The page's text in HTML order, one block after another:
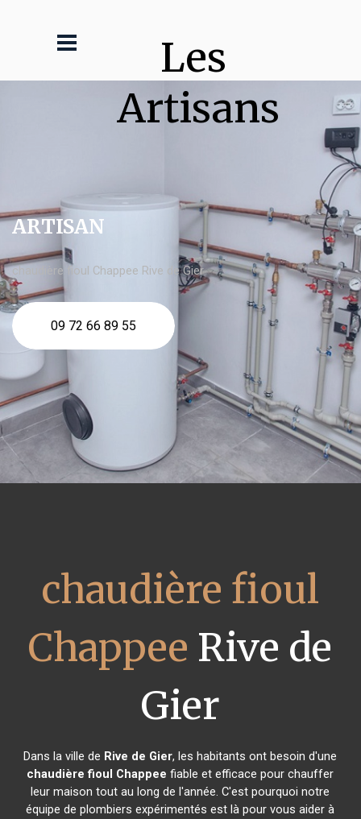
Les
Artisans
ARTISAN
chaudière fioul Chappee Rive de Gier
09 72 66 89 55
chaudière fioul
Chappee Rive de
Gier
Dans la ville de Rive de Gier, les habitants ont besoin d'une
chaudière fioul Chappee fiable et efficace pour chauffer
leur maison tout au long de l'année. C'est pourquoi notre
équipe de plombiers expérimentés est là pour vous aider à